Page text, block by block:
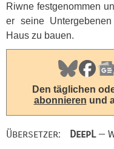
Riwne festgenommen
er seine
Haus zu bauen.
Den täglichen
abonnieren und
Übersetzer: DeepL—